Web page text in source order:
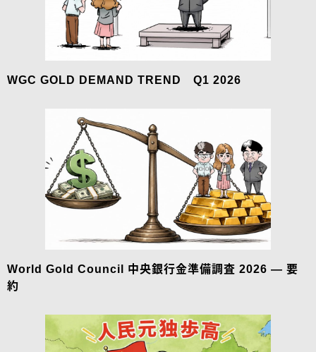
WGC GOLD DEMAND TREND Q1 2026
World Gold Council 中央銀行金準備調査 2026 — 要
約